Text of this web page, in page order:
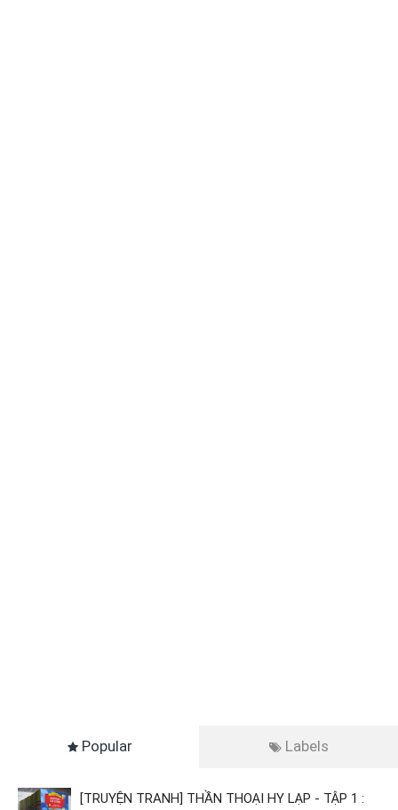
Popular Labels
[TRUYỆN TRANH] THẦN THOẠI HY LẠP - TẬP 1 :